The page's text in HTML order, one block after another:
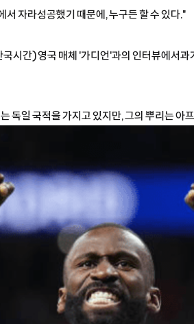
자라성공했기 때문에, 누구든 할 수 있다."
시간) 영국 매체 '가디언'과의 인터뷰에서과
독일 국적을 가지고 있지만, 그의 뿌리는 아